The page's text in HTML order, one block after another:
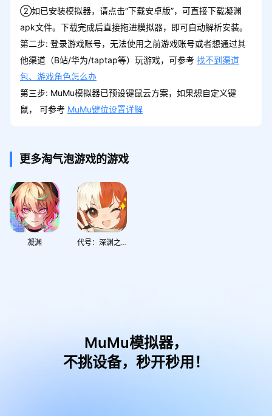
②如已安装模拟器，请点击“下载安卓版”，可直接下载凝渊
apk文件。下载完成后直接拖进模拟器，即可自动解析安装。
第二步: 登录游戏账号，无法使用之前游戏账号或者想通过其
他渠道（B站/华为/taptap等）玩游戏，可参考 找不到渠道
包、游戏角色怎么办
第三步: MuMu模拟器已预设键鼠云方案，如果想自定义键
鼠， 可参考 MuMu键位设置详解
更多淘气泡游戏的游戏
凝渊 代号：深渊之歌
MuMu模拟器，
不挑设备，秒开秒用！